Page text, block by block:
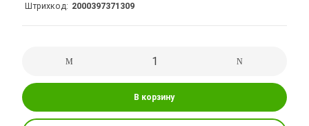
Штрихкод 2000397371309
В корзину